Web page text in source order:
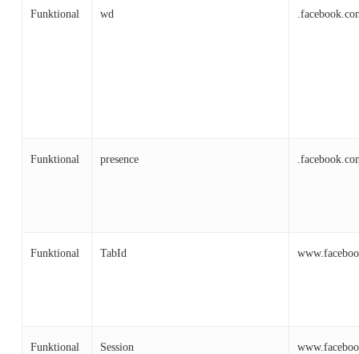
Funktional wd
Funktional presence
Funktional TabId
Funktional Session